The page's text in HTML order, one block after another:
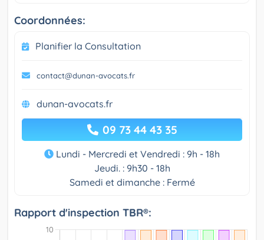
Coordonnées:
Planifier la Consultation
contact@dunan-avocats.fr
dunan-avocats.fr
09 73 44 43 35
Lundi - Mercredi et Vendredi : 9h - 18h
Jeudi. : 9h30 - 18h
Samedi et dimanche : Fermé
Rapport d'inspection TBR®: